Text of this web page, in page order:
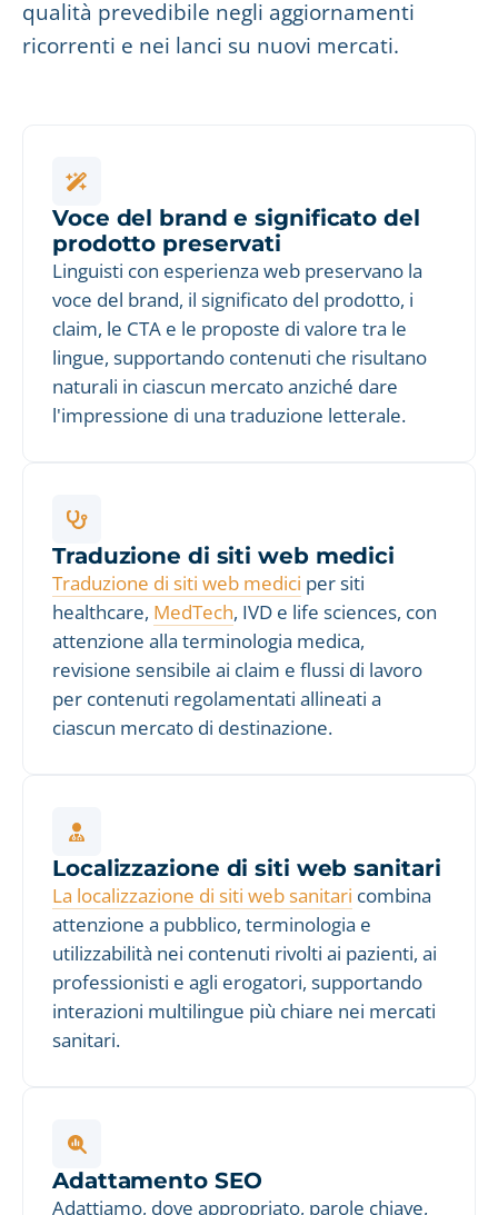
qualità prevedibile negli aggiornamenti
ricorrenti e nei lanci su nuovi mercati.
Voce del brand e significato del
prodotto preservati
Linguisti con esperienza web preservano la
voce del brand, il significato del prodotto, i
claim, le CTA e le proposte di valore tra le
lingue, supportando contenuti che risultano
naturali in ciascun mercato anziché dare
l'impressione di una traduzione letterale.
Traduzione di siti web medici
Traduzione di siti web medici per siti
healthcare, MedTech, IVD e life sciences, con
attenzione alla terminologia medica,
revisione sensibile ai claim e flussi di lavoro
per contenuti regolamentati allineati a
ciascun mercato di destinazione.
Localizzazione di siti web sanitari
La localizzazione di siti web sanitari combina
attenzione a pubblico, terminologia e
utilizzabilità nei contenuti rivolti ai pazienti, ai
professionisti e agli erogatori, supportando
interazioni multilingue più chiare nei mercati
sanitari.
Adattamento SEO
Adattiamo, dove appropriato, parole chiave,